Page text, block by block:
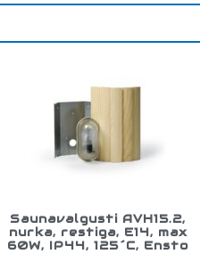
Saunavalgusti AVH15.2,
nurka, restiga, E14, max
60W, IP44, 125´C, Ensto